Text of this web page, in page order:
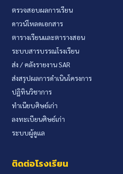
ตรวจสอบผลการเรียน
ดาวน์โหลดเอกสาร
ตารางเรียนและตารางสอน
ระบบสารบรรณโรงเรียน
ส่ง / คลังรายงาน SAR
ส่งสรุปผลการดำเนินโครงการ
ปฏิทินวิชาการ
ทำเนียบศิษย์เก่า
ลงทะเบียนศิษย์เก่า
ระบบผู้ดูแล
ติดต่อโรงเรียน